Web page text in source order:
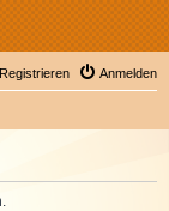
Anmelden
Registrieren